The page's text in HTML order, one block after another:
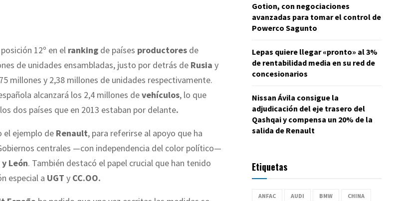
12º en el ranking de países productores de
de unidades ensambladas, justo por detrás de Rusia y
millones y 2,38 millones de unidades respectivamente.
alcanzará los 2,4 millones devehículos, lo que
dos países que en 2013 estaban por delante.
el ejemplo de Renault, para referirse al apoyo que ha
centrales —con independencia del color político—
León. También destacó el papel crucial que han tenido
especial a UGT y CC.OO.
Gotion, con negociaciones
avanzadas para tomar el control de
Powerco Sagunto
Lepas quiere llegar «pronto» al 3%
de rentabilidad media en su red de
concesionarios
Nissan Ávila consigue la
adjudicación del eje trasero del
Qashqai y compensa un 20% de la
salida de Renault
Etiquetas
ANFAC AUDI BMW CHINA